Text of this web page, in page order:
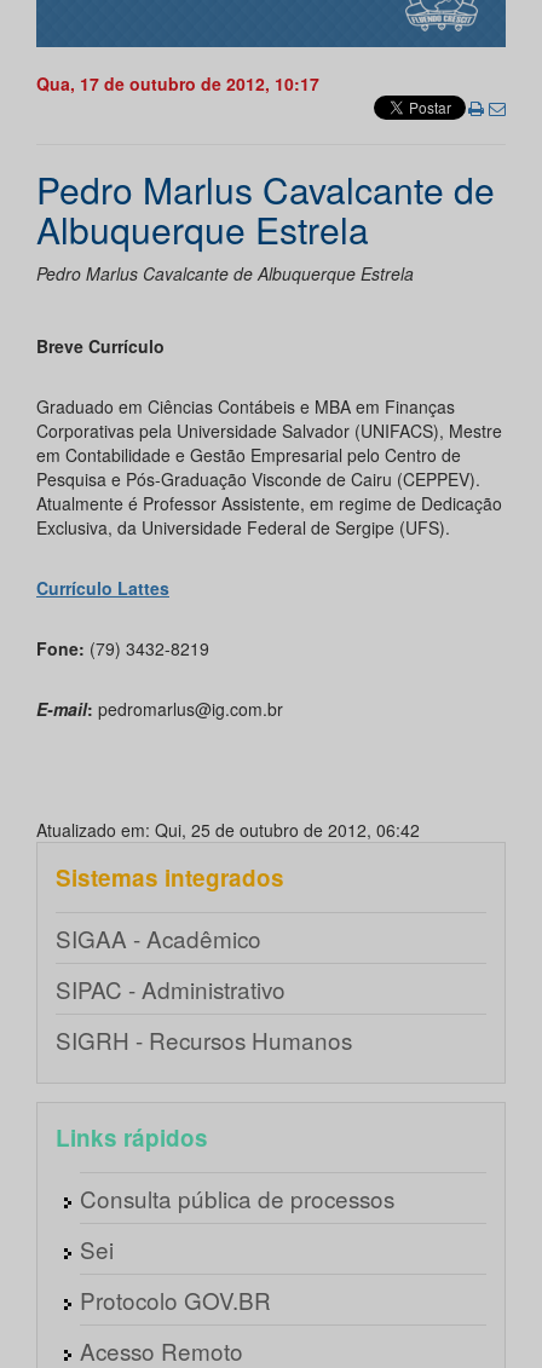
Qua, 17 de outubro de 2012, 10:17
Pedro Marlus Cavalcante de
Albuquerque Estrela
Pedro Marlus Cavalcante de Albuquerque Estrela
Breve Currículo
Graduado em Ciências Contábeis e MBA em Finanças
Corporativas pela Universidade Salvador (UNIFACS), Mestre
em Contabilidade e Gestão Empresarial pelo Centro de
Pesquisa e Pós-Graduação Visconde de Cairu (CEPPEV).
Atualmente é Professor Assistente, em regime de Dedicação
Exclusiva, da Universidade Federal de Sergipe (UFS).
Currículo Lattes
Fone: (79) 3432-8219
E-mail: pedromarlus@ig.com.br
Atualizado em: Qui, 25 de outubro de 2012, 06:42
Sistemas integrados
SIGAA - Acadêmico
SIPAC - Administrativo
SIGRH - Recursos Humanos
Links rápidos
Consulta pública de processos
Sei
Protocolo GOV.BR
Acesso Remoto